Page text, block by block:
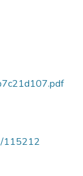
115212